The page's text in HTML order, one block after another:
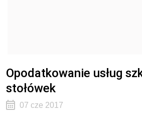
Opodatkowanie usług
stołówek
07 cze 2017